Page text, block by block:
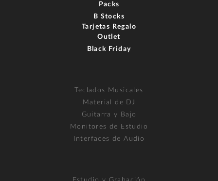
Packs
B Stocks
Tarjetas Regalo
Outlet
Black Friday
Teclados Musicales
Material de DJ
Guitarra y Bajo
Monitores de Estudio
Interfaces de Audio